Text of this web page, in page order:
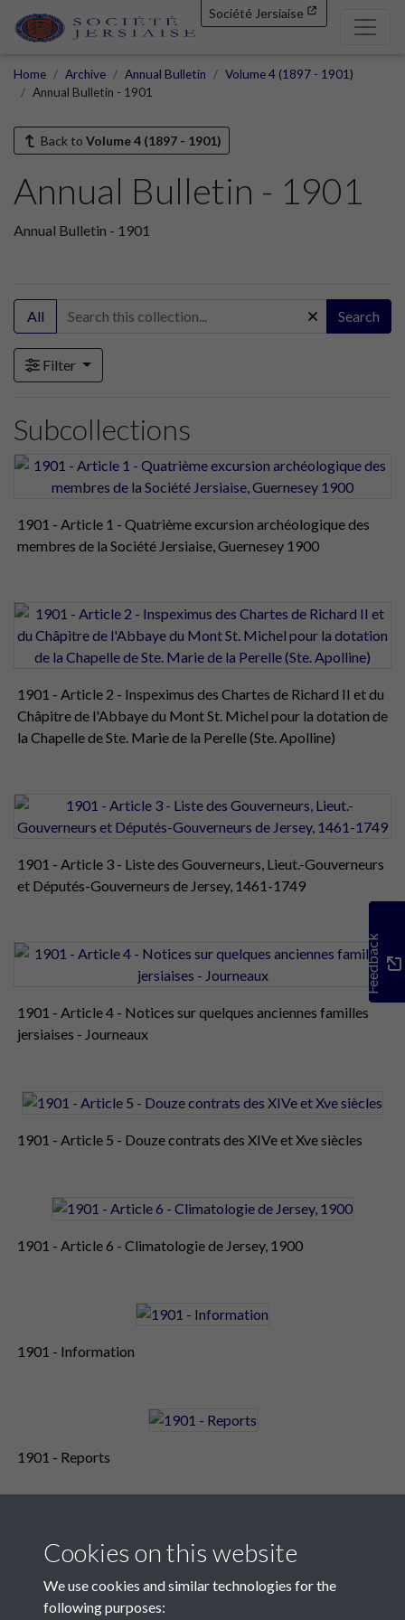
Société Jersiaise
Home Archive Annual Bulletin
Volume 4 (1897 - 1901)
Annual Bulletin - 1901
Back to Volume 4 (1897 - 1901)
Annual Bulletin - 1901
Annual Bulletin - 1901
All Search
Filter
Subcollections
1901 - Article 1 - Quatrième excursion archéologique des
membres de la Société Jersiaise, Guernesey 1900
1901 - Article 2 - Inspeximus des Chartes de Richard II et du
Châpitre de l'Abbaye du Mont St. Michel pour la dotation de
la Chapelle de Ste. Marie de la Perelle (Ste. Apolline)
1901 - Article 3 - Liste des Gouverneurs, Lieut.-Gouverneurs
et Députés-Gouverneurs de Jersey, 1461-1749
1901 - Article 4 - Notices sur quelques anciennes familles
jersiaises - Journeaux
1901 - Article 5 - Douze contrats des XIVe et Xve siècles
1901 - Article 6 - Climatologie de Jersey, 1900
1901 - Information
1901 - Reports
Feedback
Cookies on this website
We use cookies and similar technologies for the
following purposes: